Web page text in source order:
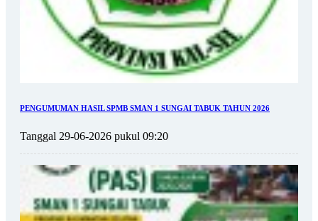
PENGUMUMAN HASIL SPMB SMAN 1 SUNGAI TABUK TAHUN 2026
Tanggal 29-06-2026 pukul 09:20